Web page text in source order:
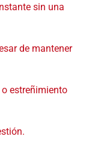
sin una
de mantener
estreñimiento